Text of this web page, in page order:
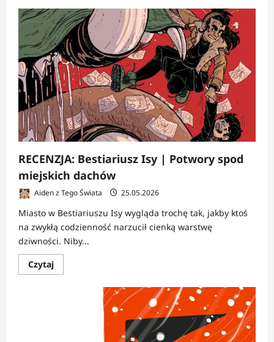
o
RECENZJA:
Na
Północ
|
W
stronę
lodowej
ciszy
RECENZJA: Bestiariusz Isy | Potwory spod
miejskich dachów
Aiden z Tego Świata 25.05.2026
Miasto w Bestiariuszu Isy wygląda trochę tak, jakby ktoś
na zwykłą codzienność narzucił cienką warstwę
dziwności. Niby...
CzytajDowiedz
się